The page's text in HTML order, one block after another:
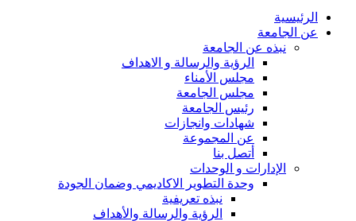
الرئيسية
عن الجامعة
نبذه عن الجامعة
الرؤية والرسالة و الاهداف
مجلس الأمناء
مجلس الجامعة
رئيس الجامعة
شهادات وانجازات
عن المجموعة
أتصل بنا
الإدارات و الوحدات
وحدة التطوير الاكاديمي وضمان الجودة
نبذه تعريفية
الرؤية والرسالة والأهداف